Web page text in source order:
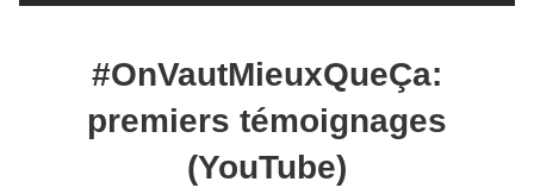
#OnVautMieuxQueÇa:
premiers témoignages
(YouTube)